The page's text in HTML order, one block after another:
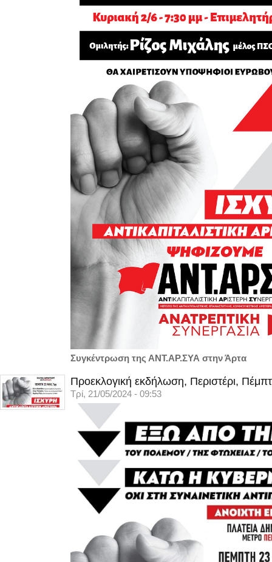
Συγκέντρωση της ΑΝΤ.ΑΡ.ΣΥΑ στην Άρτα
Προεκλογική εκδήλωση, Περιστέρι,
Τρί, 21/05/2024 - 09:53